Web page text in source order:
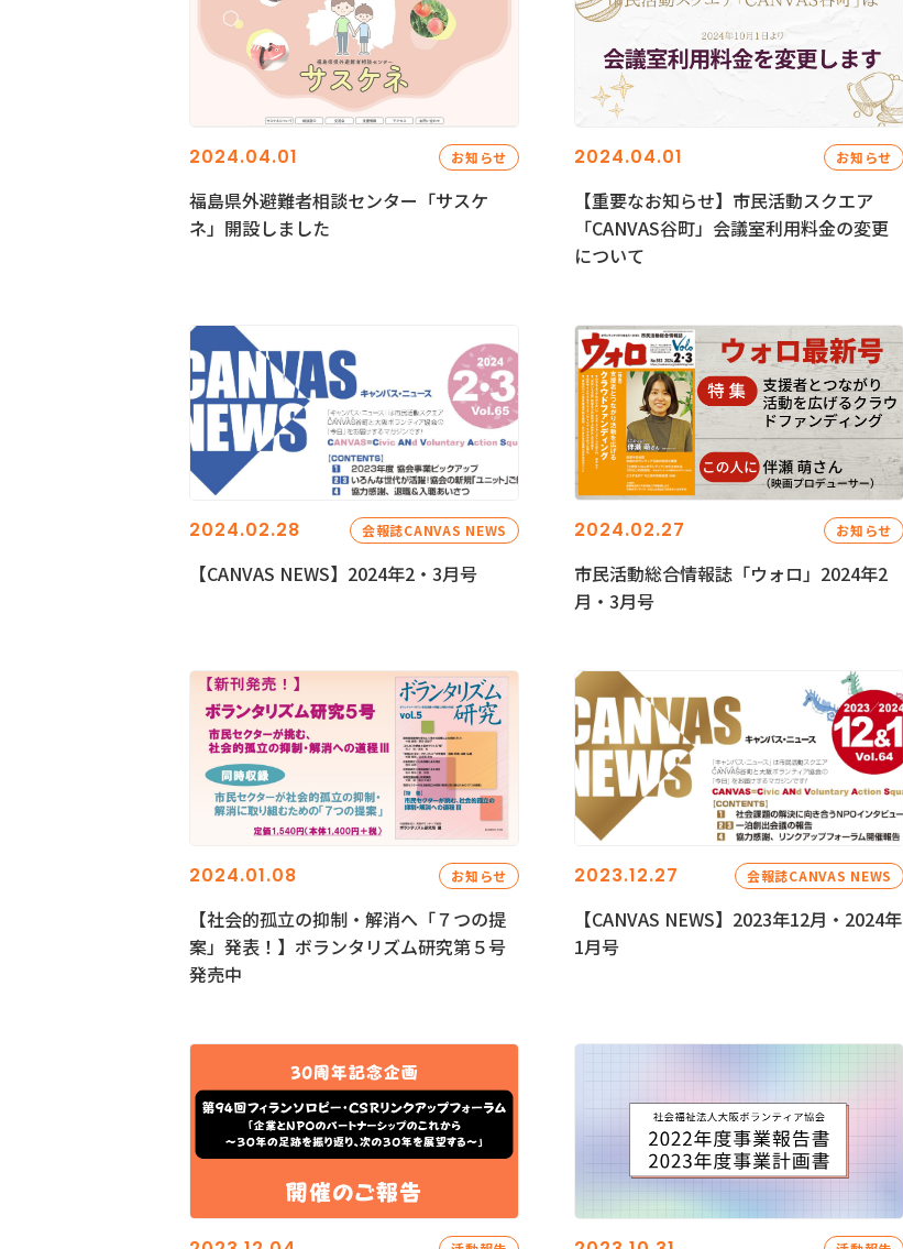
2024.04.01 お知らせ
福島県外避難者相談センター「サスケ
ネ」開設しました
2024.04.01 お知らせ
【重要なお知らせ】市民活動スクエア
「CANVAS谷町」会議室利用料金の変更
について
2024.02.28 会報誌CANVAS NEWS
【CANVAS NEWS】2024年2・3月号
2024.02.27 お知らせ
市民活動総合情報誌「ウォロ」2024年2
月・3月号
2024.01.08 お知らせ
【社会的孤立の抑制・解消へ「７つの提
案」発表！】ボランタリズム研究第５号
発売中
2023.12.27 会報誌CANVAS NEWS
【CANVAS NEWS】2023年12月・2024年
1月号